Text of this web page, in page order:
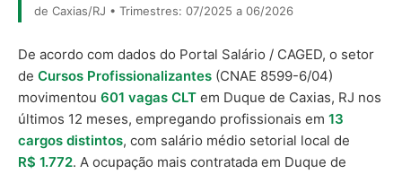
de Caxias/RJ • Trimestres: 07/2025 a 06/2026
De acordo com dados do Portal Salário / CAGED, o setor
de Cursos Profissionalizantes (CNAE 8599-6/04)
movimentou 601 vagas CLT em Duque de Caxias, RJ nos
últimos 12 meses, empregando profissionais em 13
cargos distintos, com salário médio setorial local de
R$ 1.772. A ocupação mais contratada em Duque de